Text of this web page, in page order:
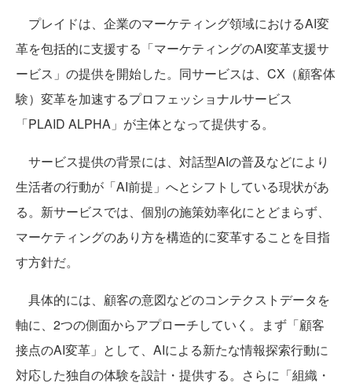
プレイドは、企業のマーケティング領域におけるAI変
革を包括的に支援する「マーケティングのAI変革支援サ
ービス」の提供を開始した。同サービスは、CX（顧客体
験）変革を加速するプロフェッショナルサービス
「PLAID ALPHA」が主体となって提供する。
サービス提供の背景には、対話型AIの普及などにより
生活者の行動が「AI前提」へとシフトしている現状があ
る。新サービスでは、個別の施策効率化にとどまらず、
マーケティングのあり方を構造的に変革することを目指
す方針だ。
具体的には、顧客の意図などのコンテクストデータを
軸に、2つの側面からアプローチしていく。まず「顧客
接点のAI変革」として、AIによる新たな情報探索行動に
対応した独自の体験を設計・提供する。さらに「組織・